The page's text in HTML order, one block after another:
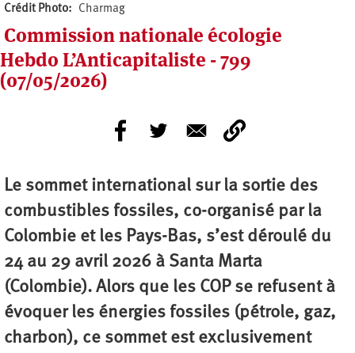
Crédit Photo Charmag
Commission nationale écologie
Hebdo L’Anticapitaliste - 799
(07/05/2026)
Le sommet international sur la sortie des
combustibles fossiles, co-organisé par la
Colombie et les Pays-Bas, s’est déroulé du
24 au 29 avril 2026 à Santa Marta
(Colombie). Alors que les COP se refusent à
évoquer les énergies fossiles (pétrole, gaz,
charbon), ce sommet est exclusivement